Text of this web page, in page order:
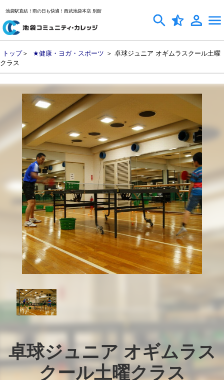
池袋駅直結！雨の日も快適！西武池袋本店 別館
トップ＞ ★健康・ヨガ・スポーツ ＞ 卓球ジュニア オギムラスクール土曜
クラス
卓球ジュニア オギムラス
クール土曜クラス